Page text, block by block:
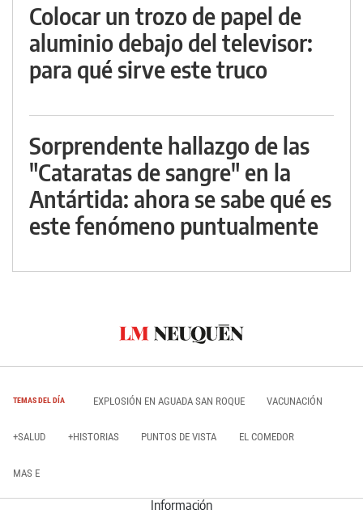
Colocar un trozo de papel de
aluminio debajo del televisor:
para qué sirve este truco
Sorprendente hallazgo de las
"Cataratas de sangre" en la
Antártida: ahora se sabe qué es
este fenómeno puntualmente
TEMAS DEL DÍA EXPLOSIÓN EN AGUADA SAN ROQUE VACUNACIÓN
+SALUD +HISTORIAS PUNTOS DE VISTA EL COMEDOR
MAS E
Información